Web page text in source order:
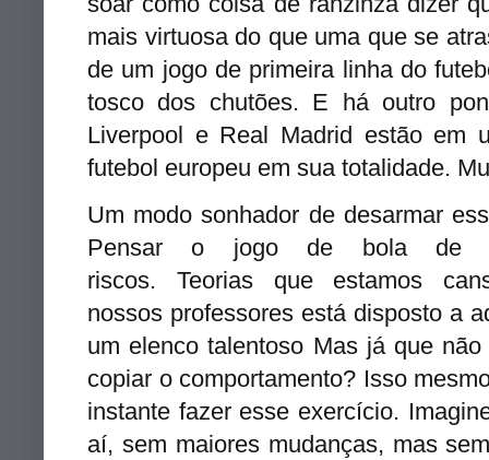
mais virtuosa do que uma que se
de um jogo de primeira linha do
tosco dos chutões. E há outro
Liverpool e Real Madrid estão em
futebol europeu em sua totalidade.
Um modo sonhador de desarmar
Pensar o jogo de bola de
riscos. Teorias que estamos
nossos professores está disposto a
um elenco talentoso Mas já que
copiar o comportamento? Isso
instante fazer esse exercício.
aí, sem maiores mudanças, mas